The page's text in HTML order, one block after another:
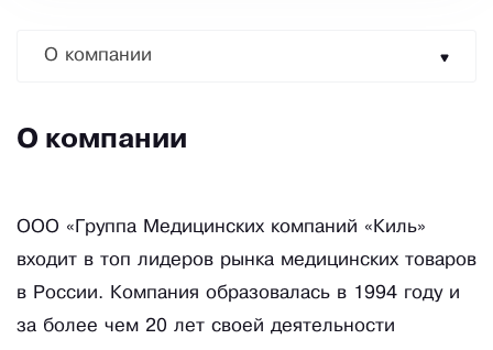
О компании
О компании
ООО «Группа Медицинских компаний «Киль»
входит в топ лидеров рынка медицинских товаров
в России. Компания образовалась в 1994 году и
за более чем 20 лет своей деятельности